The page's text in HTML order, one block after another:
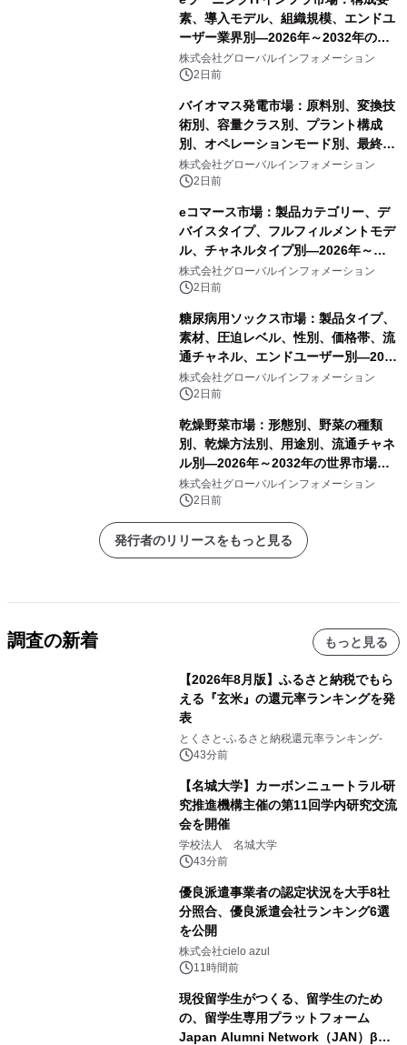
素、導入モデル、組織規模、エンドユ
ーザー業界別―2026年～2032年の世
界市場予測
株式会社グローバルインフォメーション
2日前
バイオマス発電市場：原料別、変換技
術別、容量クラス別、プラント構成
別、オペレーションモード別、最終用
途別―2026年～2032年の世界市場予
測
株式会社グローバルインフォメーション
2日前
eコマース市場：製品カテゴリー、デ
バイスタイプ、フルフィルメントモデ
ル、チャネルタイプ別―2026年～
2032年の世界市場予測
株式会社グローバルインフォメーション
2日前
糖尿病用ソックス市場：製品タイプ、
素材、圧迫レベル、性別、価格帯、流
通チャネル、エンドユーザー別―2026
年～2032年の世界市場予測
株式会社グローバルインフォメーション
2日前
乾燥野菜市場：形態別、野菜の種類
別、乾燥方法別、用途別、流通チャネ
ル別―2026年～2032年の世界市場予
測
株式会社グローバルインフォメーション
2日前
発行者のリリースをもっと見る
調査の新着 もっと見る
【2026年8月版】ふるさと納税でもら
える『玄米』の還元率ランキングを発
表
とくさと-ふるさと納税還元率ランキング-
43分前
【名城大学】カーボンニュートラル研
究推進機構主催の第11回学内研究交流
会を開催
学校法人 名城大学
43分前
優良派遣事業者の認定状況を大手8社
分照合、優良派遣会社ランキング6選
を公開
株式会社cielo azul
11時間前
現役留学生がつくる、留学生のため
の、留学生専用プラットフォーム
Japan Alumni Network（JAN）β版